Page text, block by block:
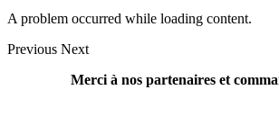
A problem occurred while loading content.
Previous Next
Merci à nos partenaires et